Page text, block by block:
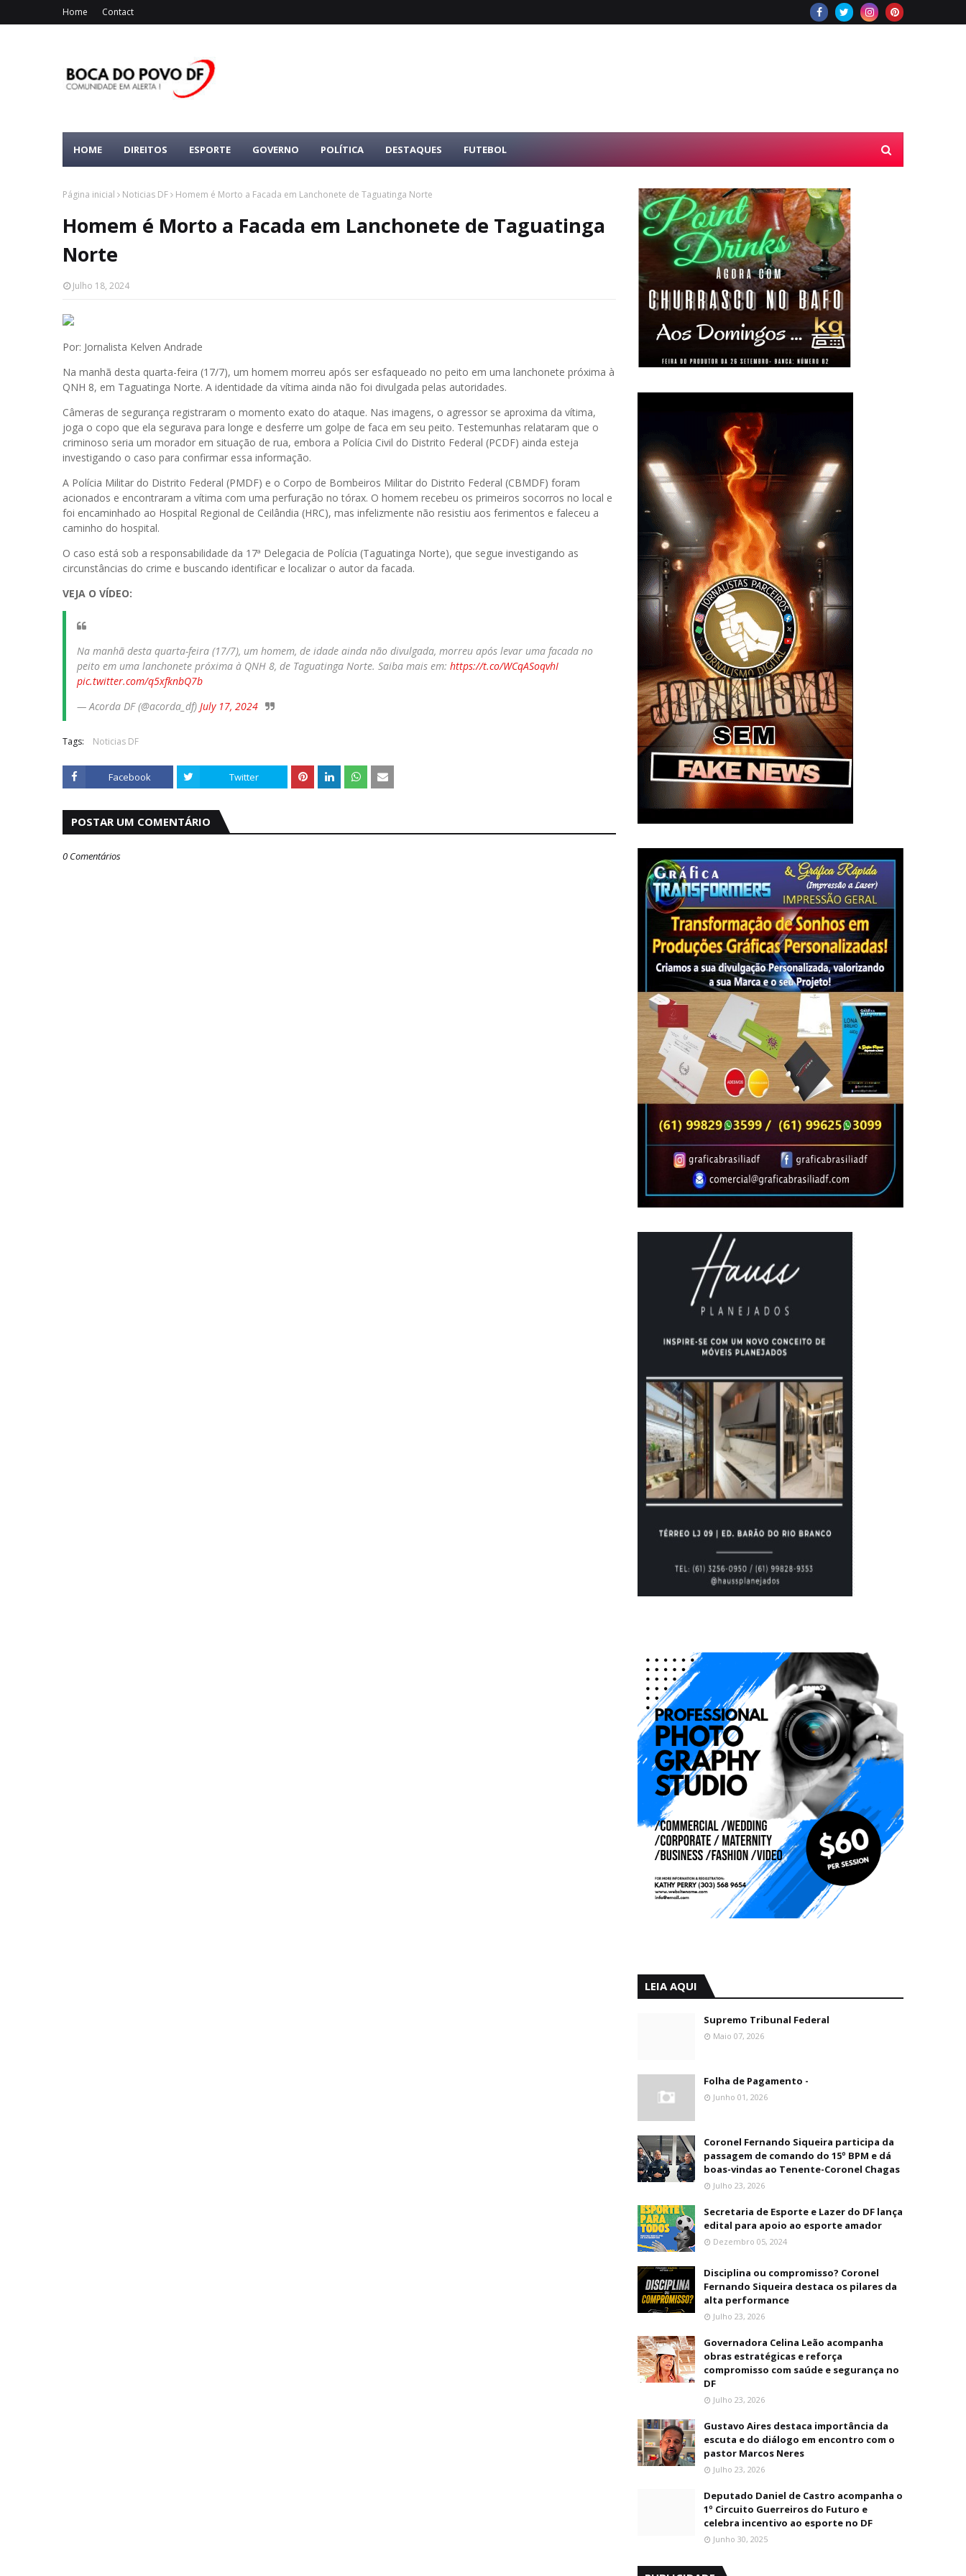
Home Contact
HOME DIREITOS ESPORTE GOVERNO POLÍTICA DESTAQUES FUTEBOL
Página inicial Noticias DF Homem é Morto a Facada em Lanchonete de Taguatinga Norte
Homem é Morto a Facada em Lanchonete de Taguatinga
Norte
Julho 18, 2024
Por: Jornalista Kelven Andrade
Na manhã desta quarta-feira (17/7), um homem morreu após ser esfaqueado no peito em uma lanchonete próxima à
QNH 8, em Taguatinga Norte. A identidade da vítima ainda não foi divulgada pelas autoridades.
Câmeras de segurança registraram o momento exato do ataque. Nas imagens, o agressor se aproxima da vítima,
joga o copo que ela segurava para longe e desferre um golpe de faca em seu peito. Testemunhas relataram que o
criminoso seria um morador em situação de rua, embora a Polícia Civil do Distrito Federal (PCDF) ainda esteja
investigando o caso para confirmar essa informação.
A Polícia Militar do Distrito Federal (PMDF) e o Corpo de Bombeiros Militar do Distrito Federal (CBMDF) foram
acionados e encontraram a vítima com uma perfuração no tórax. O homem recebeu os primeiros socorros no local e
foi encaminhado ao Hospital Regional de Ceilândia (HRC), mas infelizmente não resistiu aos ferimentos e faleceu a
caminho do hospital.
O caso está sob a responsabilidade da 17ª Delegacia de Polícia (Taguatinga Norte), que segue investigando as
circunstâncias do crime e buscando identificar e localizar o autor da facada.
VEJA O VÍDEO:
Na manhã desta quarta-feira (17/7), um homem, de idade ainda não divulgada, morreu após levar uma facada no
peito em uma lanchonete próxima à QNH 8, de Taguatinga Norte. Saiba mais em: https://t.co/WCqASoqvhI
pic.twitter.com/q5xfknbQ7b
— Acorda DF (@acorda_df) July 17, 2024
Tags: Noticias DF
Facebook Twitter
POSTAR UM COMENTÁRIO
0 Comentários
LEIA AQUI
Supremo Tribunal Federal
Maio 07, 2026
Folha de Pagamento -
Junho 01, 2026
Coronel Fernando Siqueira participa da
passagem de comando do 15º BPM e dá
boas-vindas ao Tenente-Coronel Chagas
Julho 23, 2026
Secretaria de Esporte e Lazer do DF lança
edital para apoio ao esporte amador
Dezembro 05, 2024
Disciplina ou compromisso? Coronel
Fernando Siqueira destaca os pilares da
alta performance
Julho 23, 2026
Governadora Celina Leão acompanha
obras estratégicas e reforça
compromisso com saúde e segurança no
DF
Julho 23, 2026
Gustavo Aires destaca importância da
escuta e do diálogo em encontro com o
pastor Marcos Neres
Julho 23, 2026
Deputado Daniel de Castro acompanha o
1º Circuito Guerreiros do Futuro e
celebra incentivo ao esporte no DF
Junho 30, 2025